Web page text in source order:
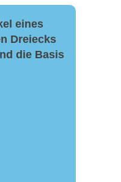
eines
Dreiecks
die Basis